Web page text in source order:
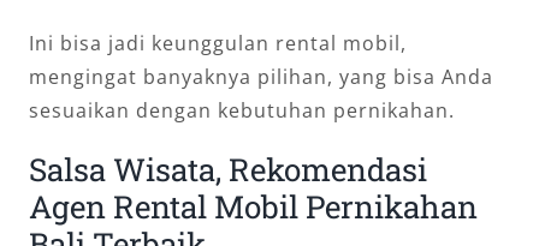
Ini bisa jadi keunggulan rental mobil,
mengingat banyaknya pilihan, yang bisa Anda
sesuaikan dengan kebutuhan pernikahan.
Salsa Wisata, Rekomendasi
Agen Rental Mobil Pernikahan